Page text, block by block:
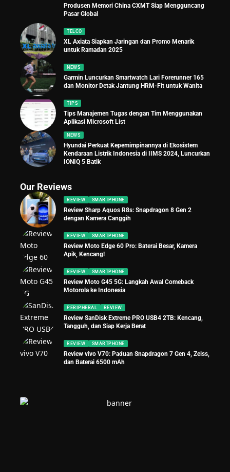
Produsen Memori China CXMT Siap Mengguncang
Pasar Global
TELCO
XL Axiata Siapkan Jaringan dan Promo Menarik
untuk Ramadan 2025
NEWS
Garmin Luncurkan Smartwatch Lari Forerunner 165
dan Monitor Detak Jantung HRM-Fit untuk Wanita
TIPS
Tips Manajemen Tugas dengan Tim Menggunakan
Aplikasi Microsoft List
NEWS
Hyundai Perkuat Kepemimpinannya di Ekosistem
Kendaraan Listrik Indonesia di IIMS 2024, Luncurkan
IONIQ 5 Batik
Our Reviews
REVIEW SMARTPHONE
Review Sharp Aquos R8s: Snapdragon 8 Gen 2
dengan Kamera Canggih
REVIEW SMARTPHONE
Review Moto Edge 60 Pro: Baterai Besar, Kamera
Apik, Kencang!
REVIEW SMARTPHONE
Review Moto G45 5G: Langkah Awal Comeback
Motorola ke Indonesia
PERIPHERAL REVIEW
Review SanDisk Extreme PRO USB4 2TB: Kencang,
Tangguh, dan Siap Kerja Berat
REVIEW SMARTPHONE
Review vivo V70: Paduan Snapdragon 7 Gen 4, Zeiss,
dan Baterai 6500 mAh